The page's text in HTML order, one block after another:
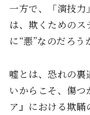
一方で、「演技力
は、欺くための
に“悪”なのだろう
嘘とは、恐れの裏
いからこそ、傷
ア』における欺